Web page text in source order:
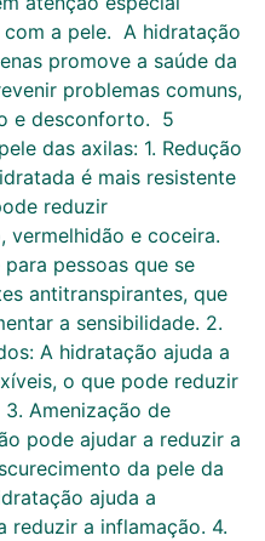
a pele. A hidratação
promove a saúde da
problemas comuns,
e desconforto. 5
das axilas: 1. Redução
é mais resistente
reduzir
vermelhidão e coceira.
pessoas que se
antitranspirantes, que
a sensibilidade. 2.
A hidratação ajuda a
o que pode reduzir
Amenização de
pode ajudar a reduzir a
da pele da
ajuda a
reduzir a inflamação. 4.